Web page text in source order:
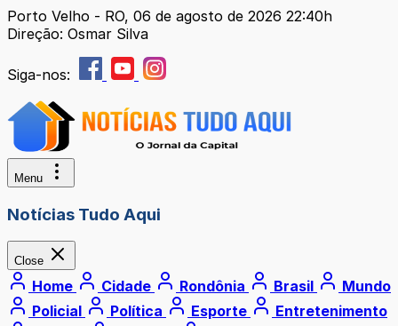
Porto Velho - RO, 06 de agosto de 2026 22:40h
Direção: Osmar Silva
Siga-nos:
Menu
Notícias Tudo Aqui
Close
Home Cidade Rondônia Brasil
Mundo
Policial
Política Esporte
Entretenimento